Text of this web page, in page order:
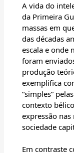
A vida do
da Primeira
massas em
das décadas
escala e onde
foram
produção
exemplifica
“simples”
contexto
expressão
sociedade
Em contraste